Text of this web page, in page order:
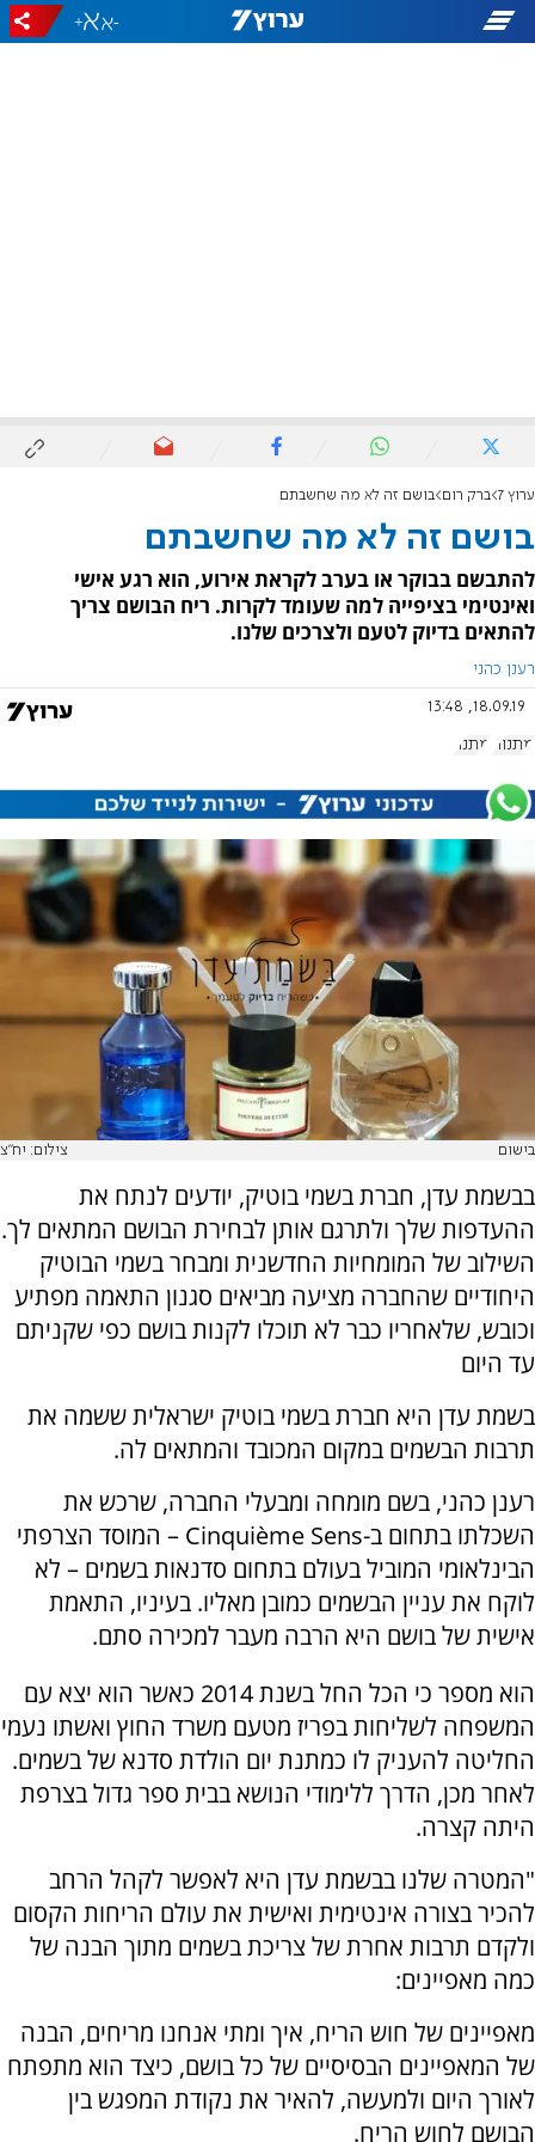
-
+
ערוץ 7 ברק רום בושם זה לא מה שחשבתם
בושם זה לא מה שחשבתם
להתבשם בבוקר או בערב לקראת אירוע, הוא רגע אישי
ואינטימי בציפייה למה שעומד לקרות. ריח הבושם צריך
להתאים בדיוק לטעם ולצרכים שלנו.
רענן כהני
18.09.19, 13:48
מתנות מתנה
בישום צילום: יח"צ
בבשמת עדן, חברת בשמי בוטיק, יודעים לנתח את
ההעדפות שלך ולתרגם אותן לבחירת הבושם המתאים לך.
השילוב של המומחיות החדשנית ומבחר בשמי הבוטיק
היחודיים שהחברה מציעה מביאים סגנון התאמה מפתיע
וכובש, שלאחריו כבר לא תוכלו לקנות בושם כפי שקניתם
עד היום
בשמת עדן היא חברת בשמי בוטיק ישראלית ששמה את
תרבות הבשמים במקום המכובד והמתאים לה.
רענן כהני, בשם מומחה ומבעלי החברה, שרכש את
השכלתו בתחום ב-Cinquième Sens – המוסד הצרפתי
הבינלאומי המוביל בעולם בתחום סדנאות בשמים – לא
לוקח את עניין הבשמים כמובן מאליו. בעיניו, התאמת
אישית של בושם היא הרבה מעבר למכירה סתם.
הוא מספר כי הכל החל בשנת 2014 כאשר הוא יצא עם
המשפחה לשליחות בפריז מטעם משרד החוץ ואשתו נעמי
החליטה להעניק לו כמתנת יום הולדת סדנא של בשמים.
לאחר מכן, הדרך ללימודי הנושא בבית ספר גדול בצרפת
היתה קצרה.
"המטרה שלנו בבשמת עדן היא לאפשר לקהל הרחב
להכיר בצורה אינטימית ואישית את עולם הריחות הקסום
ולקדם תרבות אחרת של צריכת בשמים מתוך הבנה של
כמה מאפיינים:
מאפיינים של חוש הריח, איך ומתי אנחנו מריחים, הבנה
של המאפיינים הבסיסיים של כל בושם, כיצד הוא מתפתח
לאורך היום ולמעשה, להאיר את נקודת המפגש בין
הבושם לחוש הריח.